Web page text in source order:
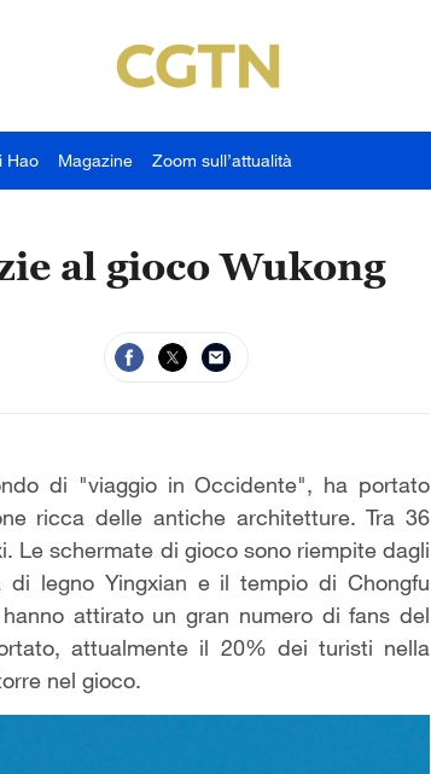
Hao Magazine Zoom sull’attualità
al gioco Wukong
di "viaggio in Occidente", ha portato
ricca delle antiche architetture. Tra 36
Le schermate di gioco sono riempite dagli
legno Yingxian e il tempio di Chongfu
attirato un gran numero di fans del
attualmente il 20% dei turisti nella
nel gioco.